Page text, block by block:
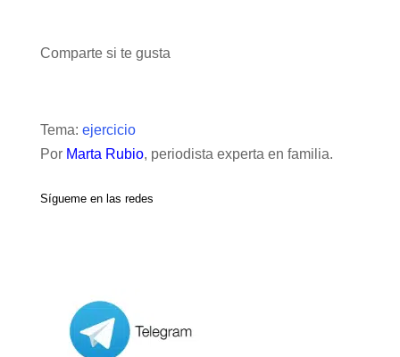
Comparte si te gusta
Tema: ejercicio
Por Marta Rubio, periodista experta en familia.
Sígueme en las redes